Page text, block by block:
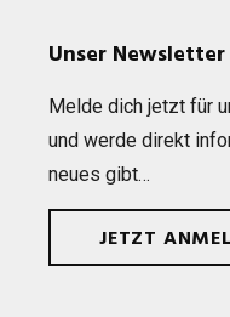
Unser Newsletter
Melde dich jetzt für
und werde direkt
neues gibt…
JETZT